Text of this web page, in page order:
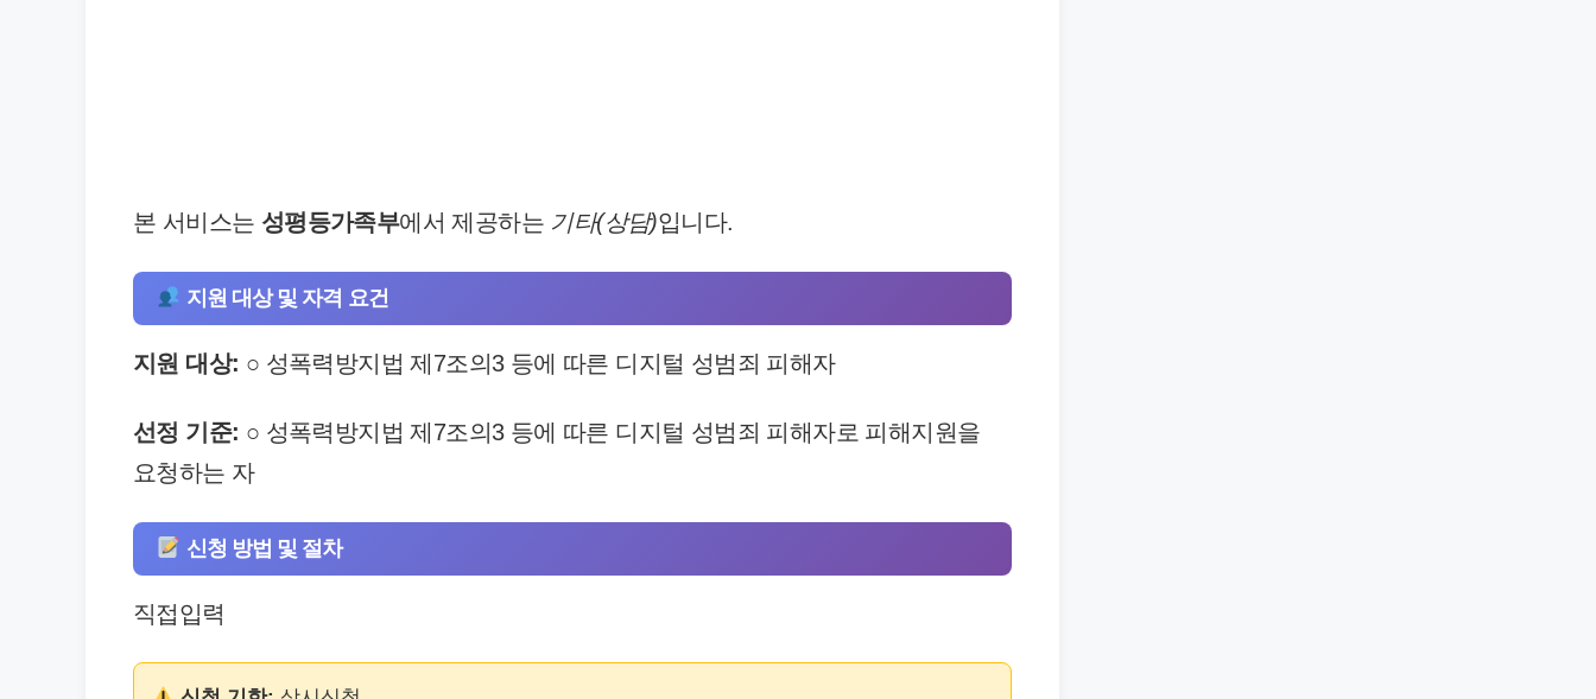
본 서비스는 성평등가족부에서 제공하는 기타(상담)입니다.
지원 대상 및 자격 요건
지원 대상: ○ 성폭력방지법 제7조의3 등에 따른 디지털 성범죄 피해자
선정 기준: ○ 성폭력방지법 제7조의3 등에 따른 디지털 성범죄 피해자로 피해지원을
요청하는 자
신청 방법 및 절차
직접입력